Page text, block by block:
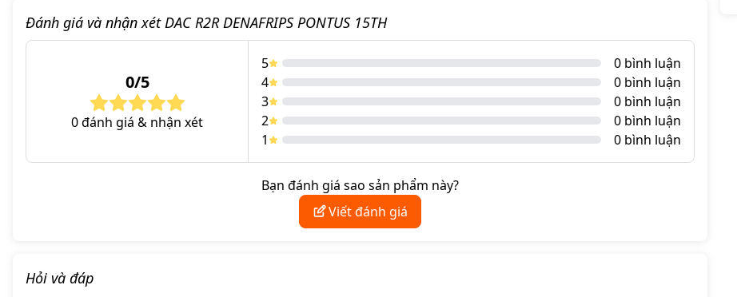
Đánh giá và nhận xét DAC R2R DENAFRIPS PONTUS 15TH
0/5
0 đánh giá & nhận xét
5
0 bình luận
4
0 bình luận
3
0 bình luận
2
0 bình luận
1
0 bình luận
Bạn đánh giá sao sản phẩm này?
Viết đánh giá
Hỏi và đáp